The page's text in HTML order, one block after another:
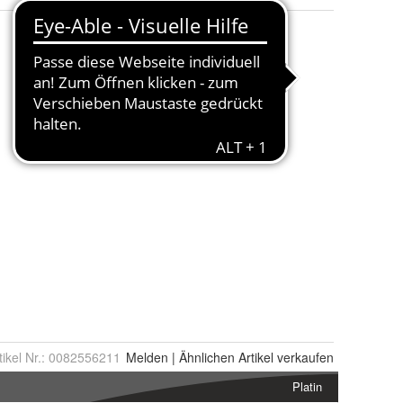
Nr.: 0082556211 Melden | Ähnlichen Artikel verkaufen
Platin